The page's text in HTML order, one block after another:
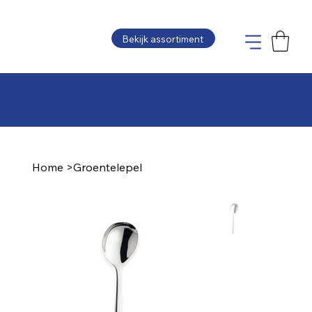
Bekijk assortiment
Home >Groentelepel